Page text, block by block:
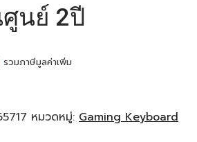
นย์ 2ปี
รวมภาษีมูลค่าเพิ่ม
หมวดหมู่: Gaming Keyboard